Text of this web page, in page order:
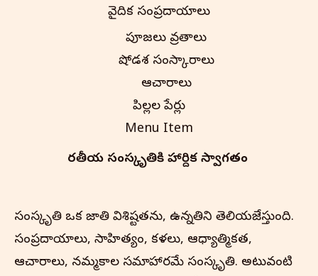
వైదిక సంప్రదాయాలు
పూజలు వ్రతాలు
షోడశ సంస్కారాలు
ఆచారాలు
పిల్లల పేర్లు
Menu Item
భారతీయ సంస్కృతి‌కి హార్దిక స్వాగతం
సంస్కృతి ఒక జాతి విశిష్టతను, ఉన్నతిని తెలియజేస్తుంది.
సంప్రదాయాలు, సాహిత్యం, కళలు, ఆధ్యాత్మికత,
ఆచారాలు, నమ్మకాల సమాహారమే సంస్కృతి. అటువంటి